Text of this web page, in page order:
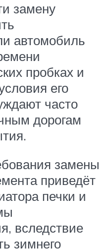
замену
автомобиль
пробках и
его
часто
дорогам
замены
приведёт
печки и
вследствие
зимнего